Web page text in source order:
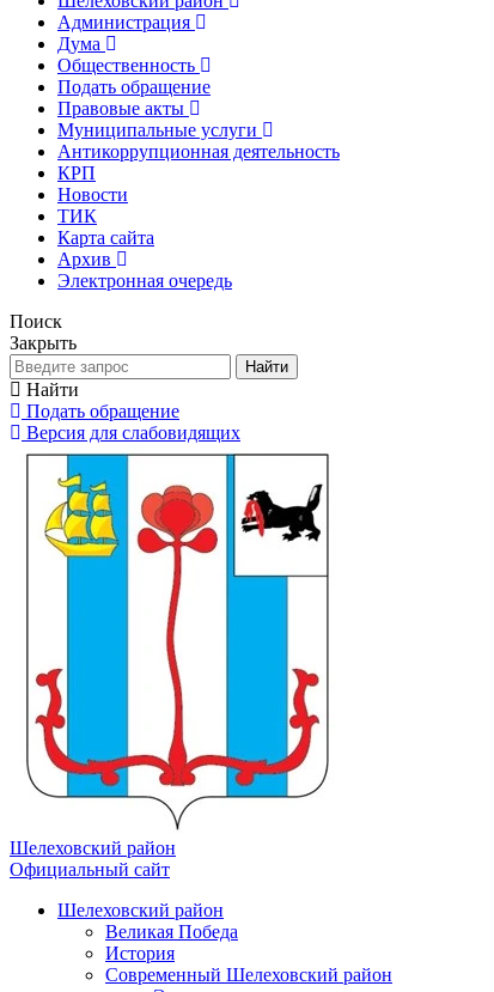
Администрация
Дума
Общественность
Подать обращение
Правовые акты
Муниципальные услуги
Антикоррупционная деятельность
КРП
Новости
ТИК
Карта сайта
Архив
Электронная очередь
Поиск
Закрыть
Найти
Найти
Подать обращение
Версия для слабовидящих
Шелеховский район
Официальный сайт
Шелеховский район
Великая Победа
История
Современный Шелеховский район